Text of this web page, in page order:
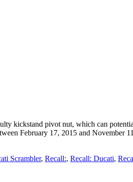
kickstand pivot nut, which can
February 17, 2015 and November
Scrambler, Recall:, Recall: Ducati,